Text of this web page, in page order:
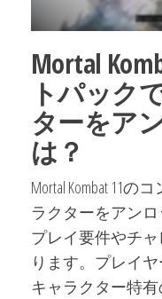
Mortal
トパック
ターをア
は？
Mortal Kombat 11
ラクターをアン
プレイ要件やチ
ります。プレイ
キャラクター特